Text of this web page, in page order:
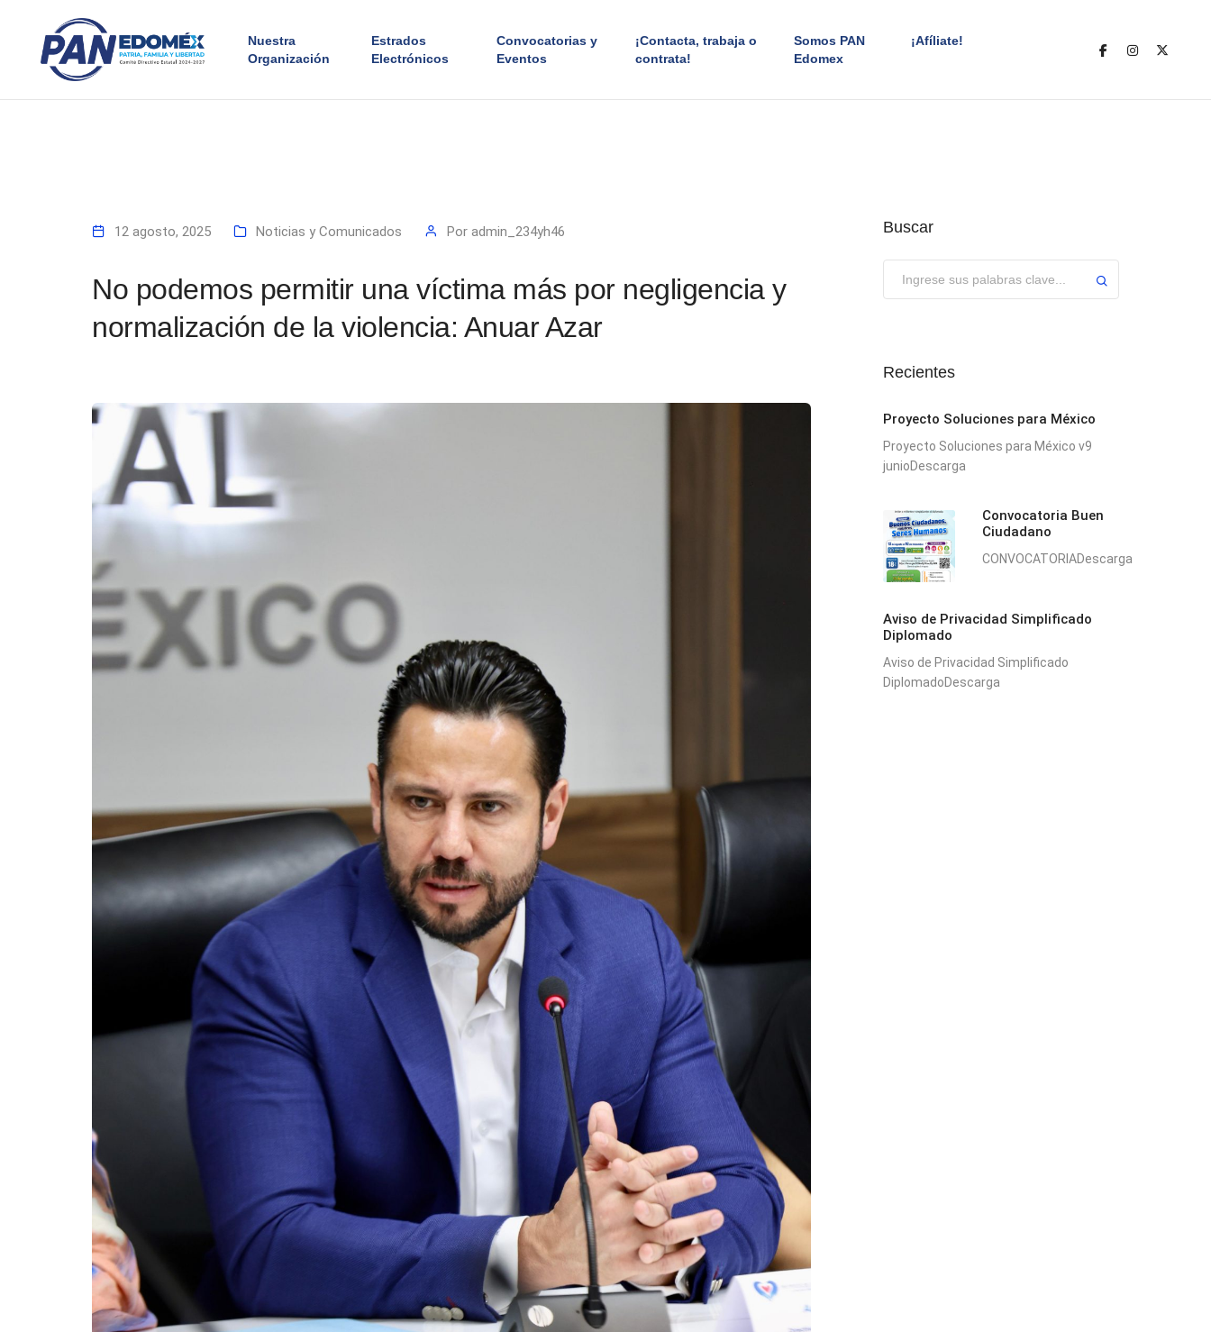
Nuestra
Organización
Estrados
Electrónicos
Convocatorias y
Eventos
¡Contacta, trabaja o
contrata!
Somos PAN
Edomex
¡Afíliate!
12 agosto, 2025 Noticias y Comunicados Por admin_234yh46
No podemos permitir una víctima más por negligencia y
normalización de la violencia: Anuar Azar
Buscar
Recientes
Proyecto Soluciones para México
Proyecto Soluciones para México v9
junioDescarga
Convocatoria Buen
Ciudadano
CONVOCATORIADescarga
Aviso de Privacidad Simplificado
Diplomado
Aviso de Privacidad Simplificado
DiplomadoDescarga